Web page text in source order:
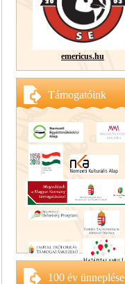
emericus.hu
Támogatóink
100 év ünneplése